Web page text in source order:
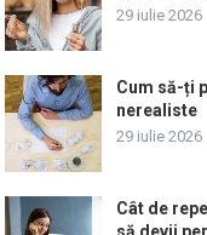
29 iulie 2026
Cum să-ți
nerealiste
29 iulie 2026
Cât de